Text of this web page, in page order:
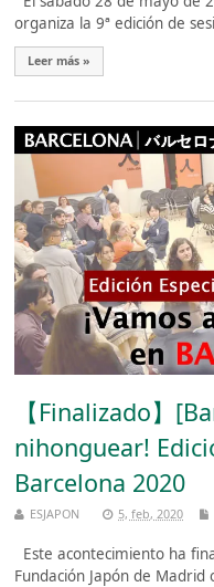
organiza la 9ª edición de
Leer más »
【Finalizado】
nihonguear!
Barcelona 2020
ESJAPON 5, feb, 2020
Este acontecimiento ha
Fundación Japón de Madrid